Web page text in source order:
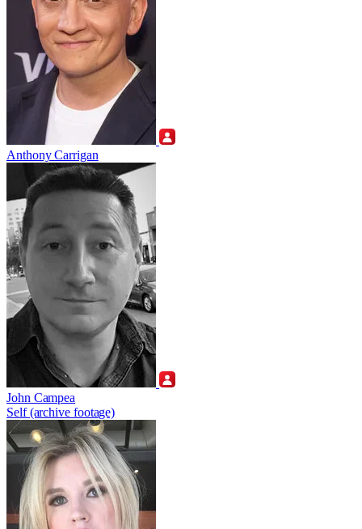
Anthony Carrigan
John Campea
Self (archive footage)